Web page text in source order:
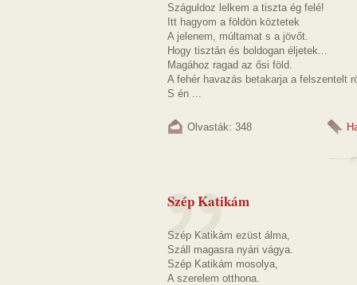
Száguldoz lelkem a tiszta ég felé!
Itt hagyom a földön köztetek
A jelenem, múltamat s a jövőt.
Hogy tisztán és boldogan éljetek...
Magához ragad az ősi föld.
A fehér havazás betakarja a felszentelt
S én ...
Olvasták: 348
Szép Katikám
Szép Katikám ezüst álma,
Száll magasra nyári vágya.
Szép Katikám mosolya,
A szerelem otthona.